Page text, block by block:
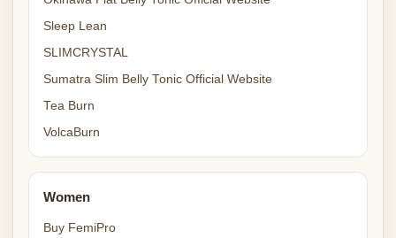
Sleep Lean
SLIMCRYSTAL
Sumatra Slim Belly Tonic Official Website
Tea Burn
VolcaBurn
Women
Buy FemiPro